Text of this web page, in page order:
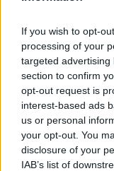
If you wish to opt-
processing of your
targeted
section to confirm
opt-out request is
interest-based ads
us or personal
your opt-out. You
disclosure of your
IAB’s list of
Pavimento
tratta di un altro
importante
appuntamento di
prevenzione
salute della…